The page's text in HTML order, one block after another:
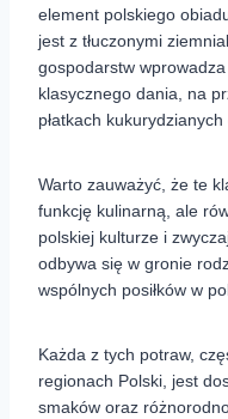
element polskiego
jest z tłuczonymi
gospodarstw
klasycznego dania, na
płatkach
Warto zauważyć, że te
funkcję kulinarną, ale
polskiej kulturze i
odbywa się w gronie
wspólnych posiłków w
Każda z tych potraw,
regionach Polski, jest
smaków oraz